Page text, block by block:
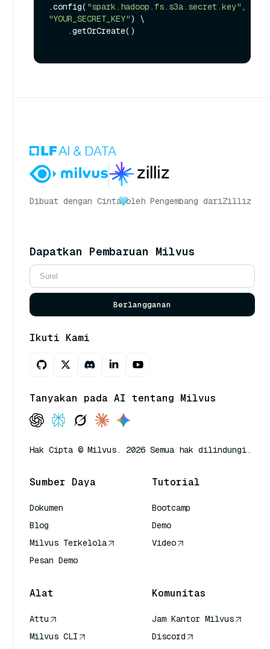
.config( "spark.hadoop.fs.s3a.secret.key"
"YOUR_SECRET_KEY") \
Dibuat dengan Cinta oleh Pengembang dariZilliz
Dapatkan Pembaruan Milvus
Berlangganan
Ikuti Kami
Tanyakan pada AI tentang Milvus
Hak Cipta © Milvus. 2026 Semua hak dilindungi.
Sumber Daya
Dokumen
Blog
Milvus Terkelola
Pesan Demo
Tutorial
Bootcamp
Demo
Video
Alat
Attu
Milvus CLI
Komunitas
Jam Kantor Milvus
Discord